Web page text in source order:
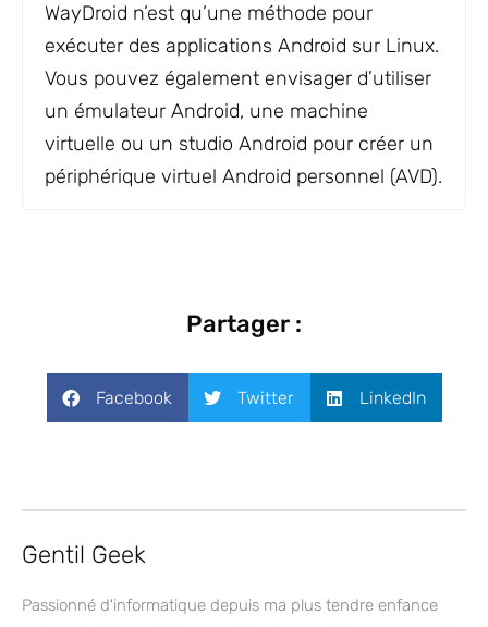
WayDroid n’est qu’une méthode pour
exécuter des applications Android sur Linux.
Vous pouvez également envisager d’utiliser
un émulateur Android, une machine
virtuelle ou un studio Android pour créer un
périphérique virtuel Android personnel (AVD).
Partager :
Facebook Twitter LinkedIn
Gentil Geek
Passionné d'informatique depuis ma plus tendre enfance